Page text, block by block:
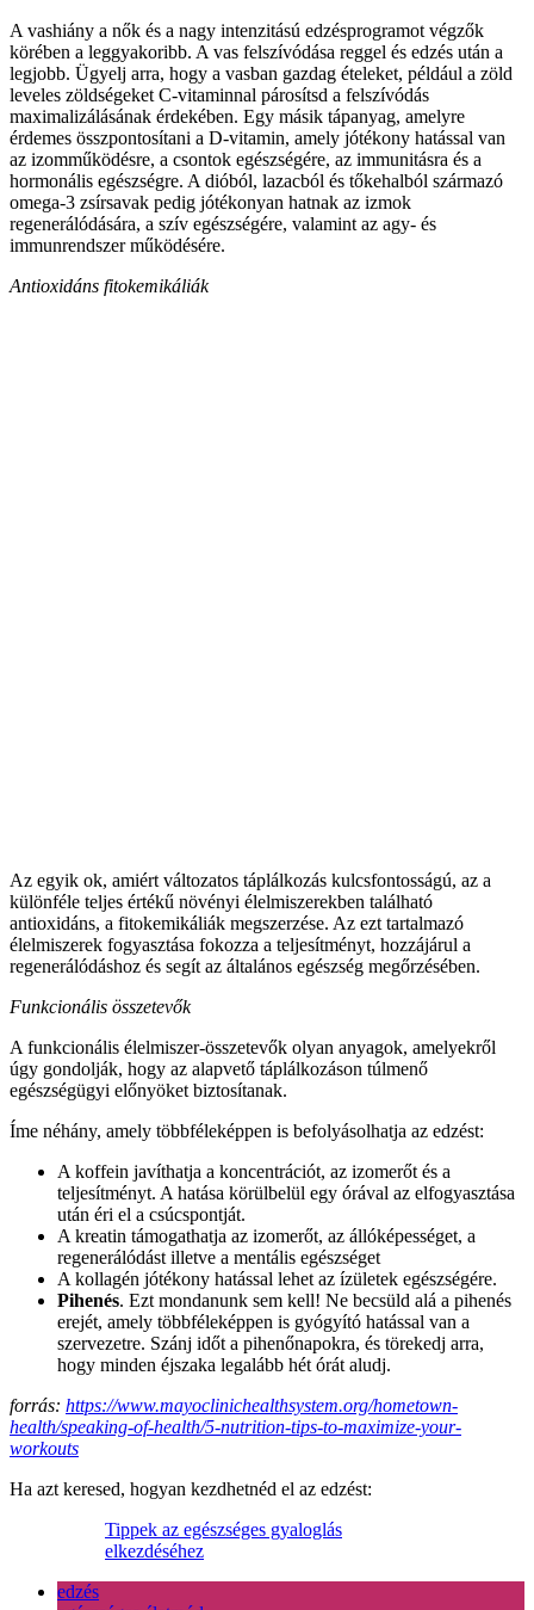
A vashiány a nők és a nagy intenzitású edzésprogramot végzők
körében a leggyakoribb. A vas felszívódása reggel és edzés után a
legjobb. Ügyelj arra, hogy a vasban gazdag ételeket, például a zöld
leveles zöldségeket C-vitaminnal párosítsd a felszívódás
maximalizálásának érdekében. Egy másik tápanyag, amelyre
érdemes összpontosítani a D-vitamin, amely jótékony hatással van
az izomműködésre, a csontok egészségére, az immunitásra és a
hormonális egészségre. A dióból, lazacból és tőkehalból származó
omega-3 zsírsavak pedig jótékonyan hatnak az izmok
regenerálódására, a szív egészségére, valamint az agy- és
immunrendszer működésére.
Antioxidáns fitokemikáliák
Az egyik ok, amiért változatos táplálkozás kulcsfontosságú, az a
különféle teljes értékű növényi élelmiszerekben található
antioxidáns, a fitokemikáliák megszerzése. Az ezt tartalmazó
élelmiszerek fogyasztása fokozza a teljesítményt, hozzájárul a
regenerálódáshoz és segít az általános egészség megőrzésében.
Funkcionális összetevők
A funkcionális élelmiszer-összetevők olyan anyagok, amelyekről
úgy gondolják, hogy az alapvető táplálkozáson túlmenő
egészségügyi előnyöket biztosítanak.
Íme néhány, amely többféleképpen is befolyásolhatja az edzést:
A koffein javíthatja a koncentrációt, az izomerőt és a
teljesítményt. A hatása körülbelül egy órával az elfogyasztása
után éri el a csúcspontját.
A kreatin támogathatja az izomerőt, az állóképességet, a
regenerálódást illetve a mentális egészséget
A kollagén jótékony hatással lehet az ízületek egészségére.
Pihenés. Ezt mondanunk sem kell! Ne becsüld alá a pihenés
erejét, amely többféleképpen is gyógyító hatással van a
szervezetre. Szánj időt a pihenőnapokra, és törekedj arra,
hogy minden éjszaka legalább hét órát aludj.
forrás: https://www.mayoclinichealthsystem.org/hometown-
health/speaking-of-health/5-nutrition-tips-to-maximize-your-
workouts
Ha azt keresed, hogyan kezdhetnéd el az edzést:
Tippek az egészséges gyaloglás
elkezdéséhez
edzés